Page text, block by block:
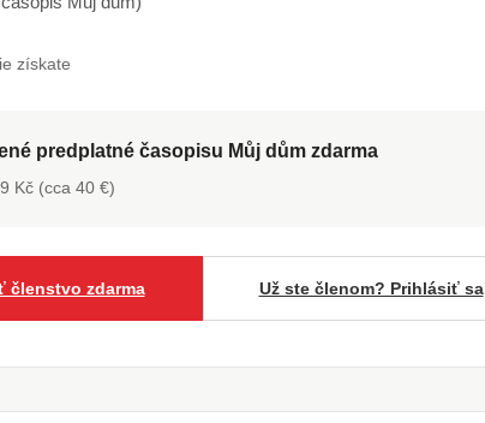
získate
predplatné časopisu Můj dům zdarma
Kč (cca 40 €)
členstvo zdarma Už ste členom? Prihlásiť sa